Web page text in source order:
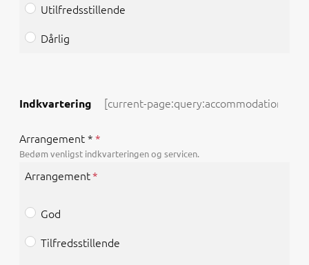
Utilfredsstillende
Dårlig
Indkvartering
Arrangement *
Bedøm venligst indkvarteringen og servicen.
Arrangement
God
Tilfredsstillende